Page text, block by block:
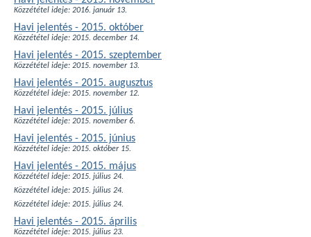
Közzététel ideje: 2016. január 13.
Havi jelentés - 2015. október
Közzététel ideje: 2015. december 14.
Havi jelentés - 2015. szeptember
Közzététel ideje: 2015. november 13.
Havi jelentés - 2015. augusztus
Közzététel ideje: 2015. november 12.
Havi jelentés - 2015. július
Közzététel ideje: 2015. november 6.
Havi jelentés - 2015. június
Közzététel ideje: 2015. október 15.
Havi jelentés - 2015. május
Közzététel ideje: 2015. július 24.
Közzététel ideje: 2015. július 24.
Közzététel ideje: 2015. július 24.
Havi jelentés - 2015. április
Közzététel ideje: 2015. július 23.